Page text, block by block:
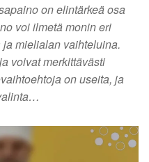
on elintärkeä osa
voi ilmetä monin eri
mielialan vaihteluina.
voivat merkittävästi
on useita, ja